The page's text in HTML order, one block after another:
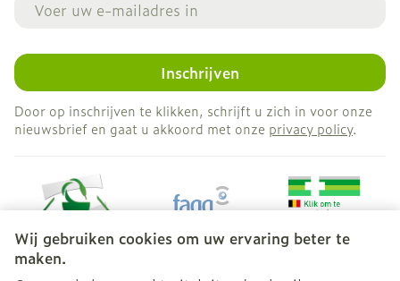
Wij gebruiken cookies om uw ervaring beter te
maken.
Inschrijven
Door op inschrijven te klikken, schrijft u zich in voor onze
nieuwsbrief en gaat u akkoord met onze privacy policy.